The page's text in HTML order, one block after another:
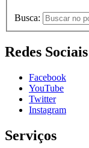
Busca:
Redes Sociais
Facebook
YouTube
Twitter
Instagram
Serviços